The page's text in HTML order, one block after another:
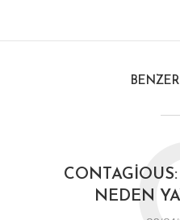
NEDEN